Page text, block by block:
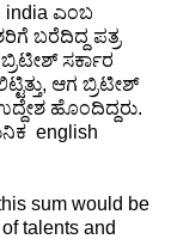
india ಎಂಬ
ಬರೆದಿದ್ದ ಪತ್ರ
ಸರ್ಕಾರ
ಆಗ ಬ್ರಿಟೀಶ್
ಹೊಂದಿದ್ದರು.
english
sum would be
talents and